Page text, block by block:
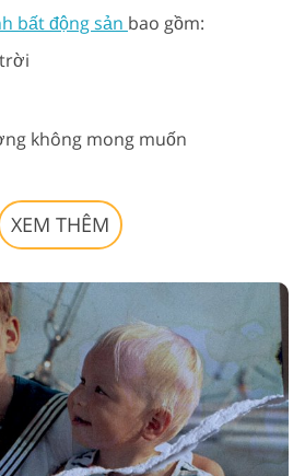
bất động sản bao gồm:
không mong muốn
XEM THÊM